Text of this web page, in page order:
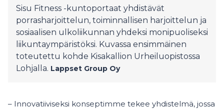
Sisu Fitness -kuntoportaat yhdistävät
porrasharjoittelun, toiminnallisen harjoittelun ja
sosiaalisen ulkoliikunnan yhdeksi monipuoliseksi
liikuntaympäristöksi. Kuvassa ensimmäinen
toteutettu kohde Kisakallion Urheiluopistossa
Lohjalla. Lappset Group Oy
– Innovatiiviseksi konseptimme tekee yhdistelmä, jossa